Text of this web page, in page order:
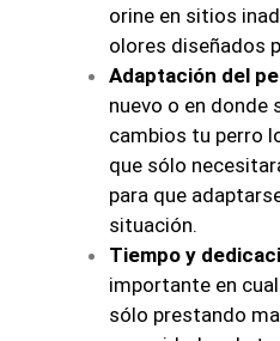
orine en sitios
olores diseñados
Adaptación del
nuevo o en donde
cambios tu perro
que sólo
para que
situación.
Tiempo y
importante en
sólo prestando